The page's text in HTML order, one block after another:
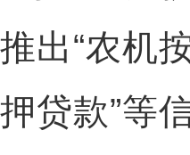
出“农机
贷款”等